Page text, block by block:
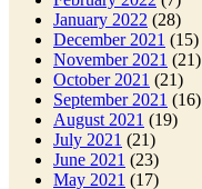
January 2022 (28)
December 2021 (15)
November 2021 (21)
October 2021 (21)
September 2021 (16)
August 2021 (19)
July 2021 (21)
June 2021 (23)
May 2021 (17)